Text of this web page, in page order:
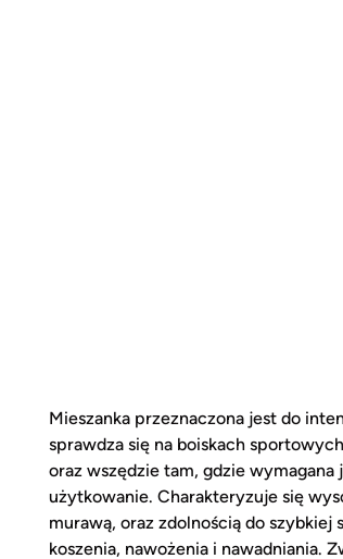
Mieszanka przeznaczona jest do
sprawdza się na boiskach
oraz wszędzie tam, gdzie
użytkowanie. Charakteryzuje się
murawą, oraz zdolnością do
koszenia, nawożenia i nawadniania.